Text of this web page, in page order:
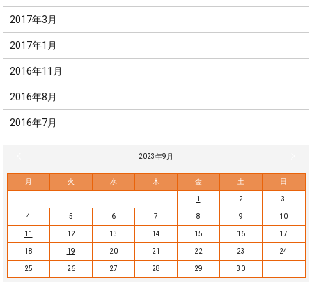
2017年3月
2017年1月
2016年11月
2016年8月
2016年7月
2023年9月
月 火 水 木 金 土 日
1 2 3
4 5 6 7 8 9 10
11 12 13 14 15 16 17
18 19 20 21 22 23 24
25 26 27 28 29 30